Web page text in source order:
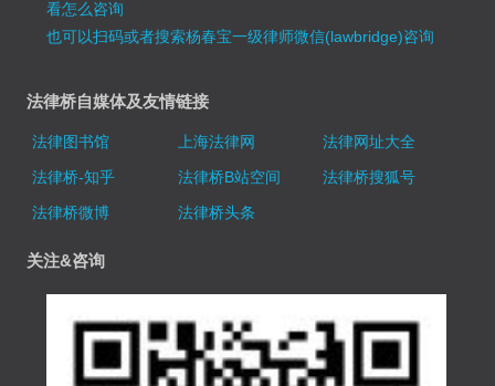
看怎么咨询
也可以扫码或者搜索杨春宝一级律师微信(lawbridge)咨询
法律桥自媒体及友情链接
法律图书馆 上海法律网
法律网址大全
法律桥-知乎
法律桥B站空间
法律桥搜狐号
法律桥微博
法律桥头条
关注&咨询